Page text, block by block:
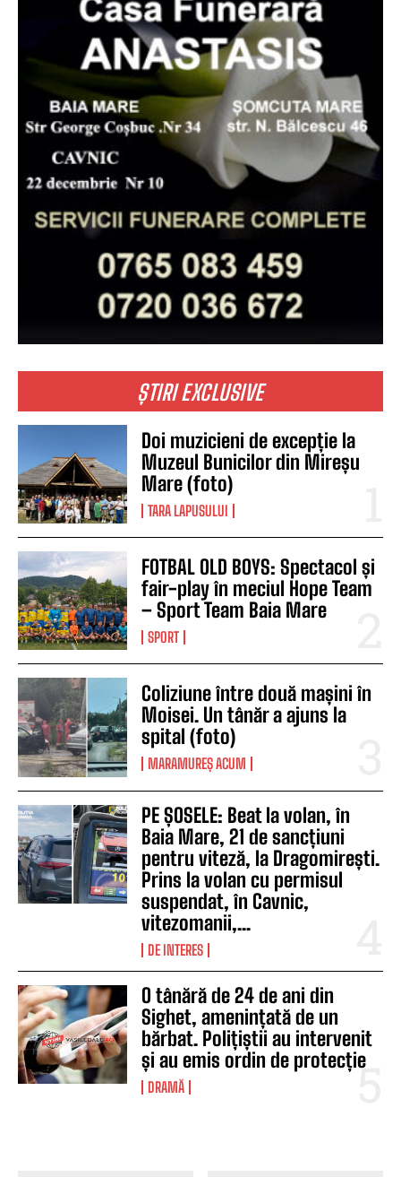
ȘTIRI EXCLUSIVE
Doi muzicieni de excepție la
Muzeul Bunicilor din Mireșu
Mare (foto)
TARA LAPUSULUI
FOTBAL OLD BOYS: Spectacol și
fair-play în meciul Hope Team
– Sport Team Baia Mare
SPORT
Coliziune între două mașini în
Moisei. Un tânăr a ajuns la
spital (foto)
MARAMUREȘ ACUM
PE ȘOSELE: Beat la volan, în
Baia Mare, 21 de sancțiuni
pentru viteză, la Dragomirești.
Prins la volan cu permisul
suspendat, în Cavnic,
vitezomanii,...
DE INTERES
O tânără de 24 de ani din
Sighet, amenințată de un
bărbat. Polițiștii au intervenit
și au emis ordin de protecție
DRAMĂ